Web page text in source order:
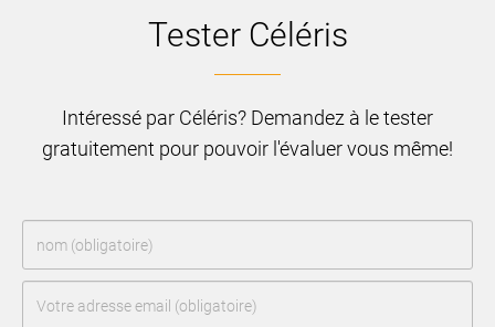
Tester Céléris
Intéressé par Céléris? Demandez à le tester
gratuitement pour pouvoir l'évaluer vous même!